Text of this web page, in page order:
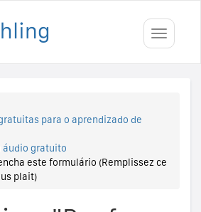
Toggle
para o aprendizado de
áudio gratuito
este formulário (Remplissez ce
plait)